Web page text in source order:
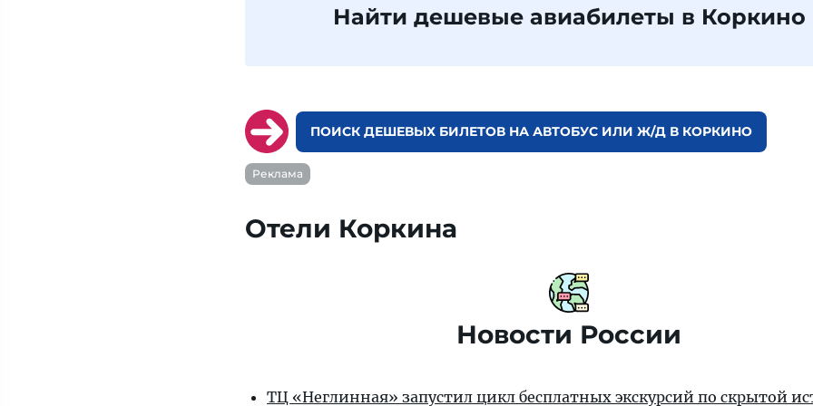
Найти дешевые авиабилеты в Коркино
ПОИСК ДЕШЕВЫХ БИЛЕТОВ НА АВТОБУС ИЛИ Ж/Д В КОРКИНО
Реклама
Отели Коркина
Новости России
ТЦ «Неглинная» запустил цикл бесплатных экскурсий по скрытой